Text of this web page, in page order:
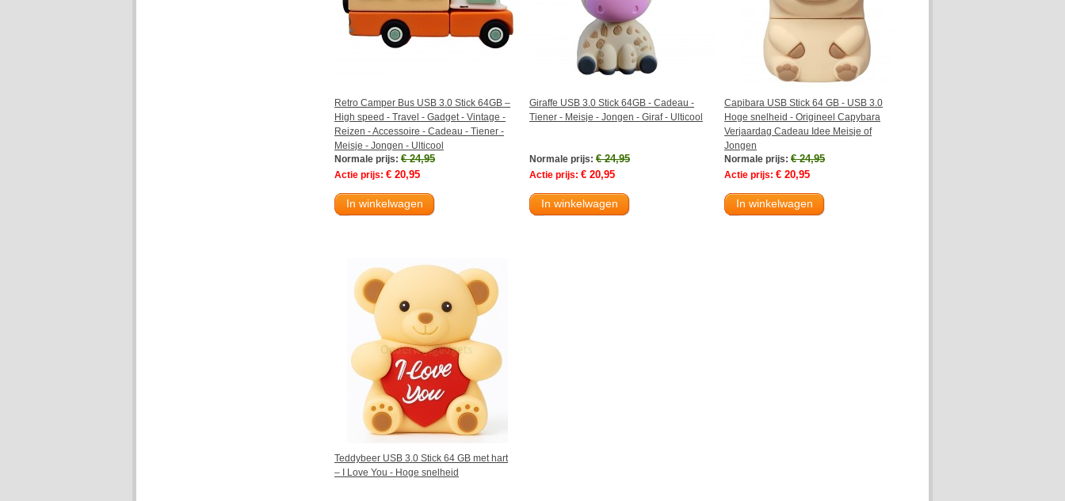
Retro Camper Bus USB 3.0 Stick 64GB –
High speed - Travel - Gadget - Vintage -
Reizen - Accessoire - Cadeau - Tiener -
Meisje - Jongen - Ulticool
Normale prijs: € 24,95
Actie prijs: € 20,95
In winkelwagen
Giraffe USB 3.0 Stick 64GB - Cadeau -
Tiener - Meisje - Jongen - Giraf - Ulticool
Normale prijs: € 24,95
Actie prijs: € 20,95
In winkelwagen
Capibara USB Stick 64 GB - USB 3.0
Hoge snelheid - Origineel Capybara
Verjaardag Cadeau Idee Meisje of
Jongen
Normale prijs: € 24,95
Actie prijs: € 20,95
In winkelwagen
Teddybeer USB 3.0 Stick 64 GB met hart
– I Love You - Hoge snelheid